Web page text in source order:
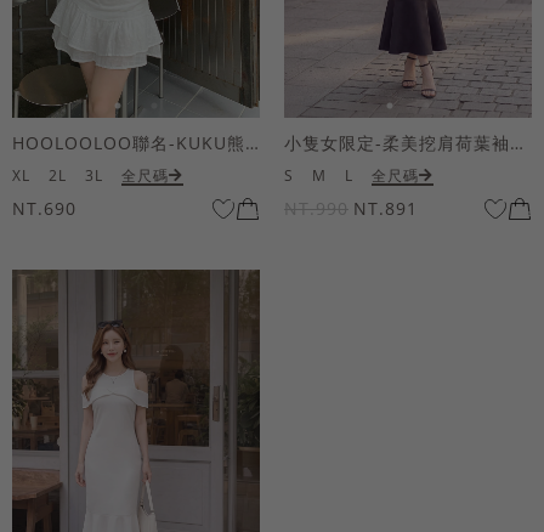
HOOLOOLOO聯名-KUKU熊蝴蝶結短袖上衣
XL 2L 3L 全尺碼
NT.690
小隻女限定-柔美挖肩荷葉袖魚尾長洋裝
S M L 全尺碼
NT.990 NT.891